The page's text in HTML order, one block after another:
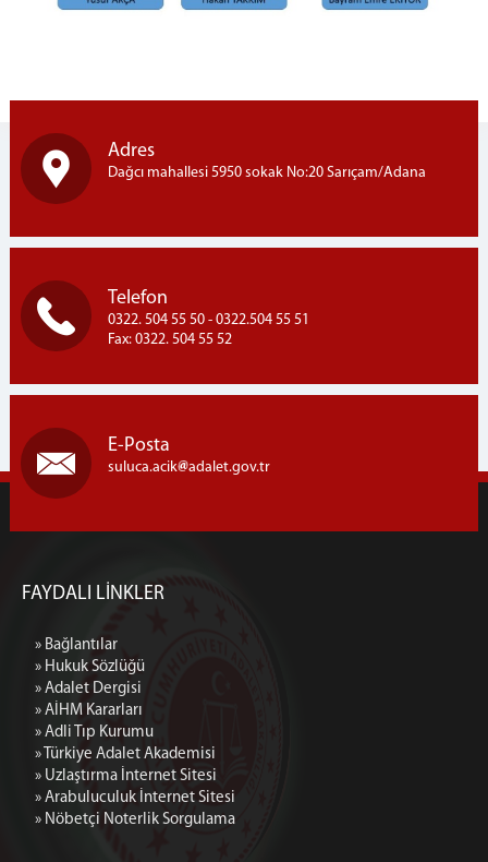
Adres
Dağcı mahallesi 5950 sokak No:20 Sarıçam/Adana
Telefon
0322. 504 55 50 - 0322.504 55 51
Fax: 0322. 504 55 52
E-Posta
suluca.acik adalet.gov.tr
FAYDALI LİNKLER
» Bağlantılar
» Hukuk Sözlüğü
» Adalet Dergisi
» AİHM Kararları
» Adli Tıp Kurumu
» Türkiye Adalet Akademisi
» Uzlaştırma İnternet Sitesi
» Arabuluculuk İnternet Sitesi
» Nöbetçi Noterlik Sorgulama